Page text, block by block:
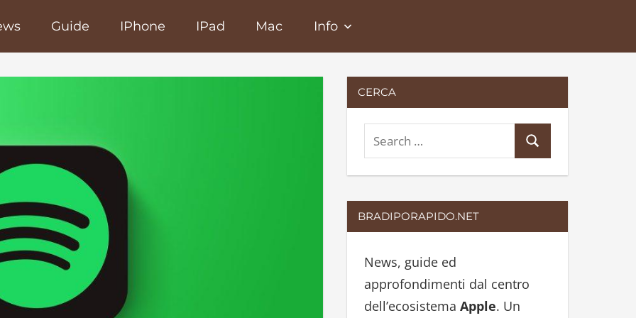
Guide IPhone IPad Mac Info
CERCA
e
a
r
c
f
o
r
e
c
BRADIPORAPIDO.NET
News, guide ed
approfondimenti dal centro
dell’ecosistema Apple. Un